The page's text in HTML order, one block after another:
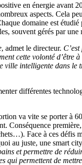
en énergie avant
aspects. Cela
domaine est
souvent gérés par une
, admet le directeur.
cette volonté d’être
intelligente dans le
différentes
va vite se porter à
Conséquence
Face à ces défis
au juste, une smart
et permettre de
qui permettent de